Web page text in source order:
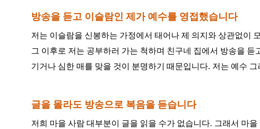
방송을 듣고 이슬람인 제가 예수를 영접했습니다
저는 이슬람을 신봉하는 가정에서 태어나 제 의지와 상관없이
그 이후로 저는 공부하러 가는 척하며 친구네 집에서 방송을
기거나 심한 매를 맞을 것이 분명하기 때문입니다. 저는 예수
글을 몰라도 방송으로 복음을 듣습니다
저희 마을 사람 대부분이 글을 읽을 수가 없습니다. 그래서 마